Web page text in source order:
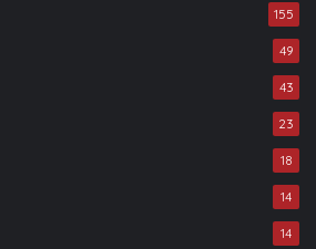
155
49
43
23
18
14
14